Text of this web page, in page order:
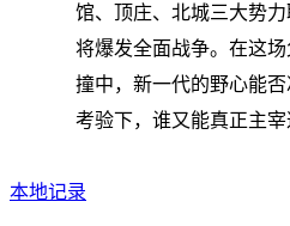
馆、顶庄、北城三大势
将爆发全面战争。在这
撞中，新一代的野心能
考验下，谁又能真正主宰
本地记录